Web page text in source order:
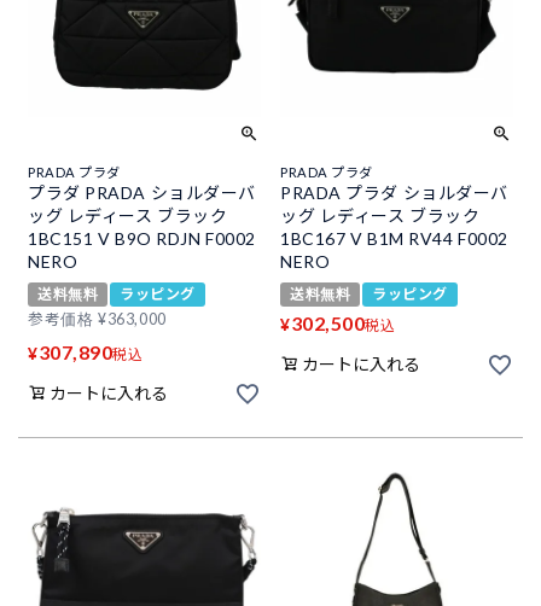
PRADA プラダ
プラダ PRADA ショルダーバ
ッグ レディース ブラック
1BC151 V B9O RDJN F0002
NERO
送料無料
ラッピング
参考価格 ¥363,000
¥307,890税込
カートに入れる
PRADA プラダ
PRADA プラダ ショルダーバ
ッグ レディース ブラック
1BC167 V B1M RV44 F0002
NERO
送料無料 ラッピング
¥302,500税込
カートに入れる